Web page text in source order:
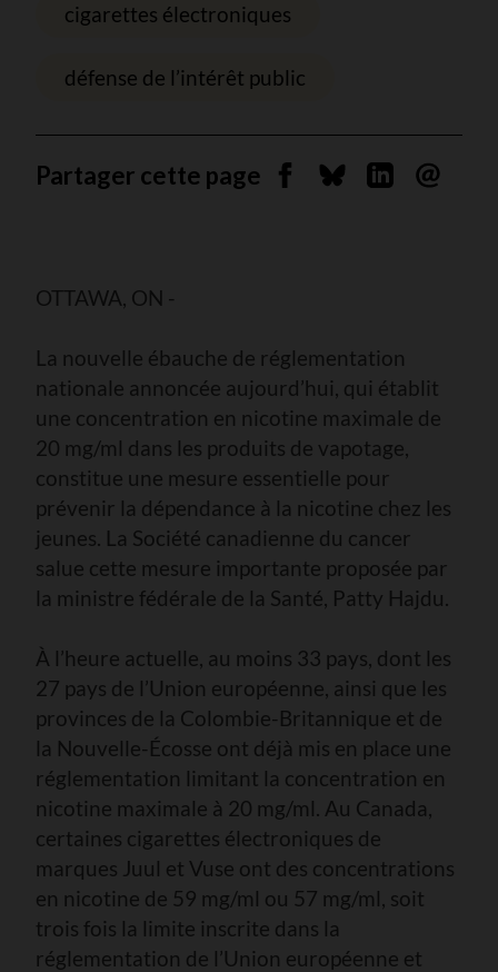
cigarettes électroniques
défense de l’intérêt public
Partager cette page Partager sur Facebook
Partager sur
Partager sur
OTTAWA, ON -
La nouvelle ébauche de réglementation
nationale annoncée aujourd’hui, qui établit
une concentration en nicotine maximale de
20 mg/ml dans les produits de vapotage,
constitue une mesure essentielle pour
prévenir la dépendance à la nicotine chez les
jeunes. La Société canadienne du cancer
salue cette mesure importante proposée par
la ministre fédérale de la Santé, Patty Hajdu.
À l’heure actuelle, au moins 33 pays, dont les
27 pays de l’Union européenne, ainsi que les
provinces de la Colombie-Britannique et de
la Nouvelle-Écosse ont déjà mis en place une
réglementation limitant la concentration en
nicotine maximale à 20 mg/ml. Au Canada,
certaines cigarettes électroniques de
marques Juul et Vuse ont des concentrations
en nicotine de 59 mg/ml ou 57 mg/ml, soit
trois fois la limite inscrite dans la
réglementation de l’Union européenne et